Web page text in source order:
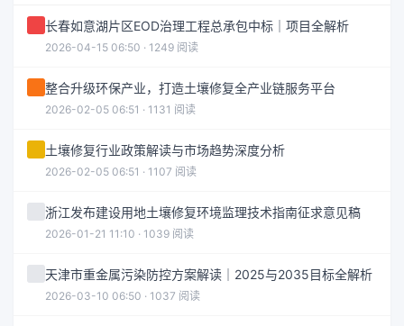
长春如意湖片区EOD治理工程总承包中标｜项目全解析
2026-04-15 06:50 · 1249 阅读
整合升级环保产业，打造土壤修复全产业链服务平台
2026-02-05 06:51 · 1131 阅读
土壤修复行业政策解读与市场趋势深度分析
2026-02-05 06:51 · 1107 阅读
浙江发布建设用地土壤修复环境监理技术指南征求意见稿
2026-01-21 11:10 · 1039 阅读
天津市重金属污染防控方案解读｜2025与2035目标全解析
2026-03-10 06:50 · 1037 阅读